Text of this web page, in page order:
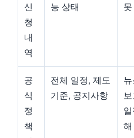
신
청
내
역
능 상태
공
식
정
책
전체 일정, 제도
기준, 공지사항
해